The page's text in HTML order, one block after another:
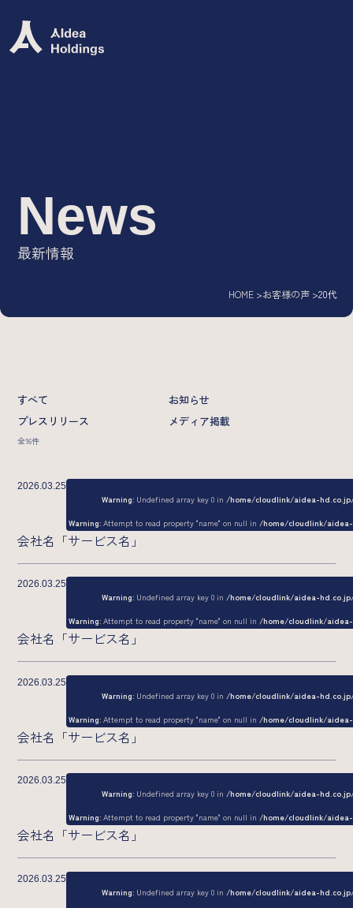
Group Company
AIdea Engineers
Strategy
2026年
メッセージ
沿革
News
最新情報
HOME お客様の声 20代
すべて
お知らせ
プレスリリース
メディア掲載
全16件
2026.03.25
Warning: Undefined array key 0 in /home/cloudlink/aidea-
Warning: Attempt to read property "name" on null in /home/cloudlink/
会社名「サービス名」
2026.03.25
Warning: Undefined array key 0 in/home/cloudlink/aidea-
Warning: Attempt to read property "name" on null in/home/cloudlink/
会社名「サービス名」
2026.03.25
Warning: Undefined array key 0 in /home/cloudlink/aidea-
Warning: Attempt to read property "name" on null in /home/cloudlink/
会社名「サービス名」
2026.03.25
Warning: Undefined array key 0 in/home/cloudlink/aidea-
Warning: Attempt to read property "name" on null in/home/cloudlink/
会社名「サービス名」
2026.03.25
Warning: Undefined array key 0 in /home/cloudlink/aidea-